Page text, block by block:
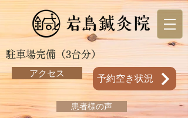
駐車場完備（3台分）
アクセス
予約空き状況
患者様の声